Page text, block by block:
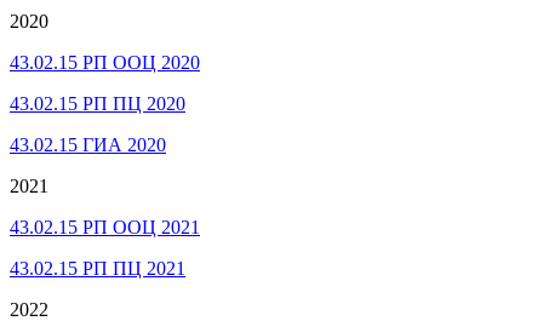
2020
43.02.15 РП ООЦ 2020
43.02.15 РП ПЦ 2020
43.02.15 ГИА 2020
2021
43.02.15 РП ООЦ 2021
43.02.15 РП ПЦ 2021
2022